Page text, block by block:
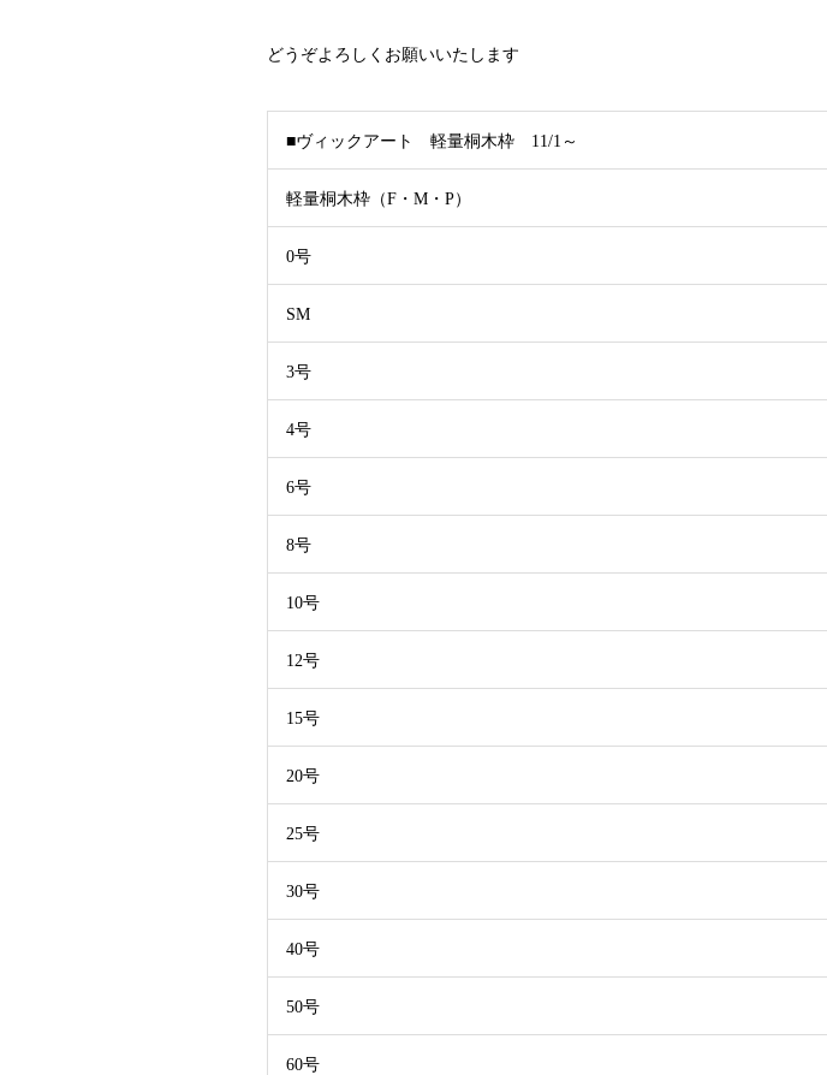
どうぞよろしくお願いいたします
■ヴィックアート 軽量桐木枠 11/1～
軽量桐木枠（F・M・P）
0号
SM
3号
4号
6号
8号
10号
12号
15号
20号
25号
30号
40号
50号
60号